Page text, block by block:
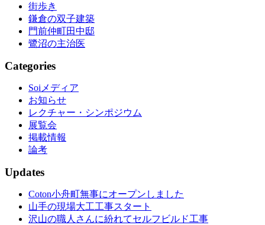
街歩き
鎌倉の双子建築
門前仲町田中邸
鷺沼の主治医
Categories
Soiメディア
お知らせ
レクチャー・シンポジウム
展覧会
掲載情報
論考
Updates
Coton小舟町無事にオープンしました
山手の現場大工工事スタート
沢山の職人さんに紛れてセルフビルド工事